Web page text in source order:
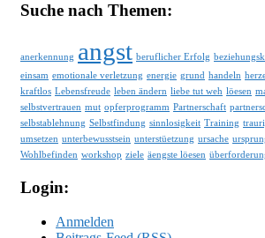
Suche nach Themen:
anerkennung angst beruflicher Erfolg
einsam emotionale verletzung energie grund handeln
kraftlos Lebensfreude leben ändern liebe tut weh löesen
selbstvertrauen mut opferprogramm Partnerschaft
selbstablehnung Selbstfindung sinnlosigkeit Training
umsetzen unterbewusstsein unterstüetzung ursache
Wohlbefinden workshop ziele äengste löesen
Login:
Anmelden